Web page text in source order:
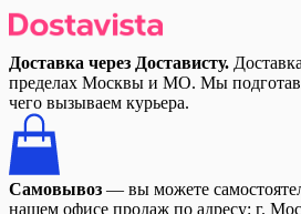
Доставка через Достависту.
пределах Москвы и МО. Мы
чего вызываем курьера.
Самовывоз — вы можете
нашем офисе продаж по адресу: г.